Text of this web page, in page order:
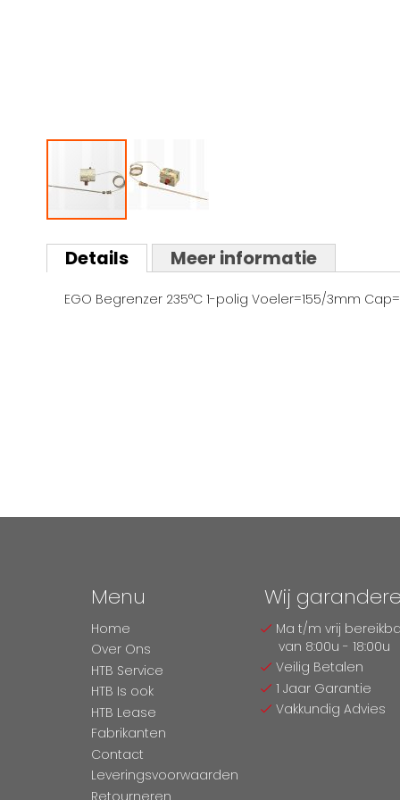
naar
het
van
Details
EGO Begrenzer 235°C 1-polig Voeler=155/3mm
Meer informatie
Menu
Home
Over Ons
HTB Service
HTB Is ook
HTB Lease
Fabrikanten
Contact
Leveringsvoorwaarden
Retourneren
Wij
Ma t/m vrij
van 8:00u - 18:00u
Veilig Betalen
1 Jaar Garantie
Vakkundig Advies